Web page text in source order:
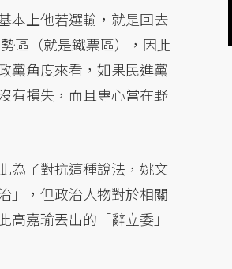
本上他若選輸，就是回去
區（就是鐵票區），因此
黨角度來看，如果民進黨
有損失，而且專心當在野
為了對抗這種說法，姚文
」，但政治人物對於相關
嘉瑜丟出的「辭立委」